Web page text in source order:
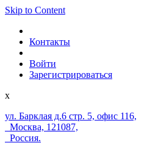
Skip to Content
Контакты
Войти
Зарегистрироваться
x
ул. Барклая д.6 стр. 5, офис 116,
Москва, 121087,
Россия.